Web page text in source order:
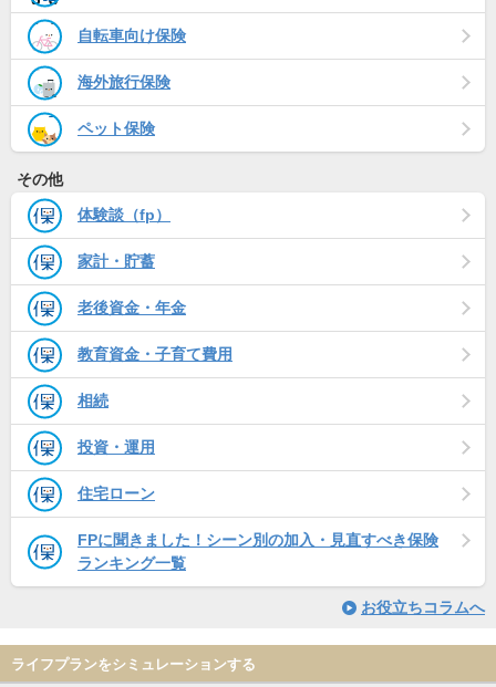
自転車向け保険
海外旅行保険
ペット保険
その他
体験談（fp）
家計・貯蓄
老後資金・年金
教育資金・子育て費用
相続
投資・運用
住宅ローン
FPに聞きました！シーン別の加入・見直すべき保険
ランキング一覧
お役立ちコラムへ
ライフプランをシミュレーションする